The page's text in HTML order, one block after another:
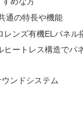
通の特長や機能
レンズ有機ELパネル
ヒートレス構造でパ
ンドシステム